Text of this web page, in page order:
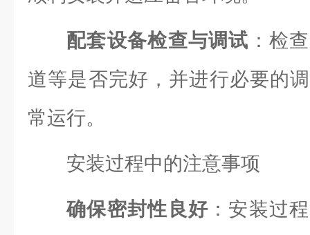
配套设备检查与调试 ：检
道等是否完好，并进行必要的
常运行。
安装过程中的注意事项
确保密封性良好 ：安装过